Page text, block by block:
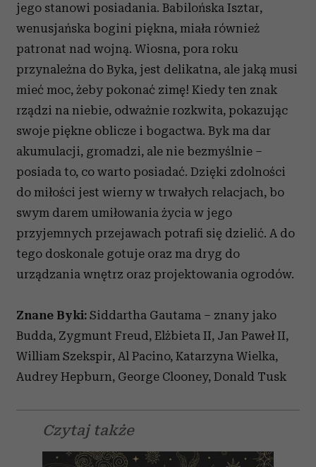
jego stanowi posiadania. Babilońska Isztar,
wenusjańska bogini piękna, miała również
patronat nad wojną. Wiosna, pora roku
przynależna do Byka, jest delikatna, ale jaką musi
mieć moc, żeby pokonać zimę! Kiedy ten znak
rządzi na niebie, odważnie rozkwita, pokazując
swoje piękne oblicze i bogactwa. Byk ma dar
akumulacji, gromadzi, ale nie bezmyślnie –
posiada to, co warto posiadać. Dzięki zdolności
do miłości jest wierny w trwałych relacjach, bo
swym darem umiłowania życia w jego
przyjemnych przejawach potrafi się dzielić. A do
tego doskonale gotuje oraz ma dryg do
urządzania wnętrz oraz projektowania ogrodów.
Znane Byki: Siddartha Gautama – znany jako
Budda, Zygmunt Freud, Elżbieta II, Jan Paweł II,
William Szekspir, Al Pacino, Katarzyna Wielka,
Audrey Hepburn, George Clooney, Donald Tusk
Czytaj także